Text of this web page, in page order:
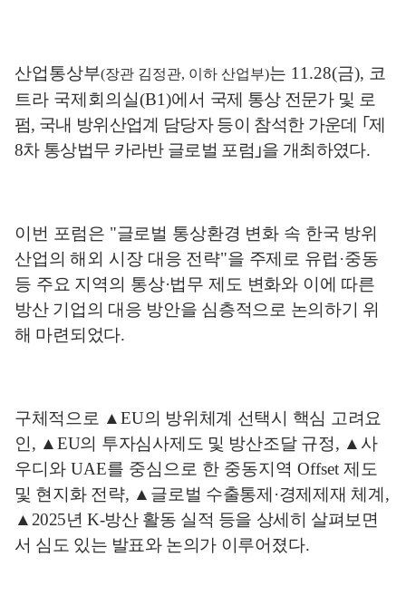
산업통상부(장관 김정관, 이하 산업부)는 11.28(금), 코
트라 국제회의실(B1)에서 국제 통상 전문가 및 로
펌, 국내 방위산업계 담당자 등이 참석한 가운데 ｢제
8차 통상법무 카라반 글로벌 포럼 ｣을 개최하였다.
이번 포럼은 "글로벌 통상환경 변화 속 한국 방위
산업의 해외 시장 대응 전략"을 주제로 유럽 ·중동
등 주요 지역의 통상·법무 제도 변화와 이에 따른
방산 기업의 대응 방안을 심층적으로 논의하기 위
해 마련되었다.
구체적으로 ▲EU의 방위체계 선택시 핵심 고려요
인, ▲EU의 투자심사제도 및 방산조달 규정, ▲ 사
우디와 UAE를 중심으로 한 중동지역 Offset 제도
및 현지화 전략, ▲ 글로벌 수출통제 ·경제제재 체계 ,
▲2025년K-방산 활동 실적 등을 상세히 살펴보면
서 심도 있는 발표와 논의가 이루어졌다.